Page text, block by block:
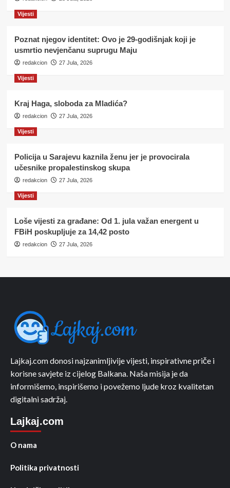
Vijesti
Poznat njegov identitet: Ovo je 29-godišnjak koji je
usmrtio nevjenčanu suprugu Maju
redakcion 27 Jula, 2026
Vijesti
Kraj Haga, sloboda za Mladića?
redakcion 27 Jula, 2026
Vijesti
Policija u Sarajevu kaznila ženu jer je provocirala
učesnike propalestinskog skupa
redakcion 27 Jula, 2026
Vijesti
Loše vijesti za građane: Od 1. jula važan energent u
FBiH poskupljuje za 14,42 posto
redakcion 27 Jula, 2026
Lajkaj.com donosi najzanimljivije vijesti, inspirativne priče i
korisne savjete iz cijelog Balkana. Naša misija je da
informišemo, inspirišemo i povežemo ljude kroz kvalitetan
digitalni sadržaj.
Lajkaj.com
O nama
Politika privatnosti